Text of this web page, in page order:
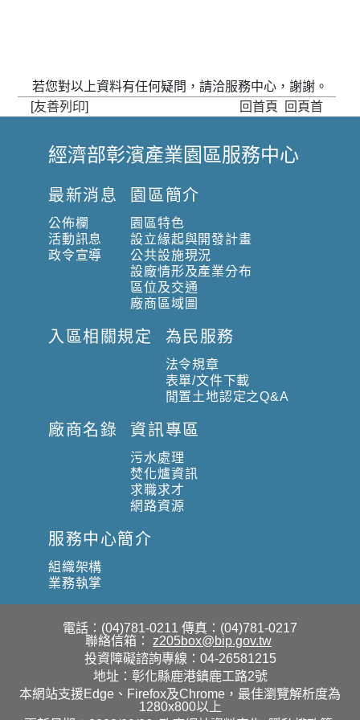
若您對以上資料有任何疑問，請洽服務中心，謝謝。
[友善列印]
回首頁 回頁首
:
:
經濟部彰濱產業園區服務中心
最新消息
公佈欄
活動訊息
政令宣導
園區簡介
園區特色
設立緣起與開發計畫
公共設施現況
設廠情形及產業分布
區位及交通
廠商區域圖
入區相關規定 為民服務
法令規章
表單/文件下載
閒置土地認定之Q&A
廠商名錄 資訊專區
污水處理
焚化爐資訊
求職求才
網路資源
服務中心簡介
組織架構
業務執掌
電話：(04)781-0211 傳真：(04)781-0217
聯絡信箱：
z205box@bip.gov.tw
投資障礙諮詢專線：04-26581215
地址：彰化縣鹿港鎮鹿工路2號
本網站支援Edge、Firefox及Chrome，最佳瀏覽解析度為
1280x800以上